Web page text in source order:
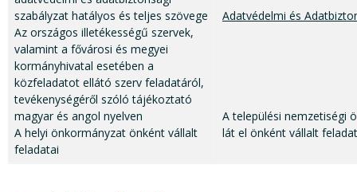
szabályzat hatályos és teljes szövege
Az országos illetékességű szervek,
valamint a fővárosi és megyei
kormányhivatal esetében a
közfeladatot ellátó szerv feladatáról,
tevékenységéről szóló tájékoztató
magyar és angol nyelven
A helyi önkormányzat önként vállalt
feladatai
Adatvédelmi és
A települési nemzetiségi
lát el önként vállalt